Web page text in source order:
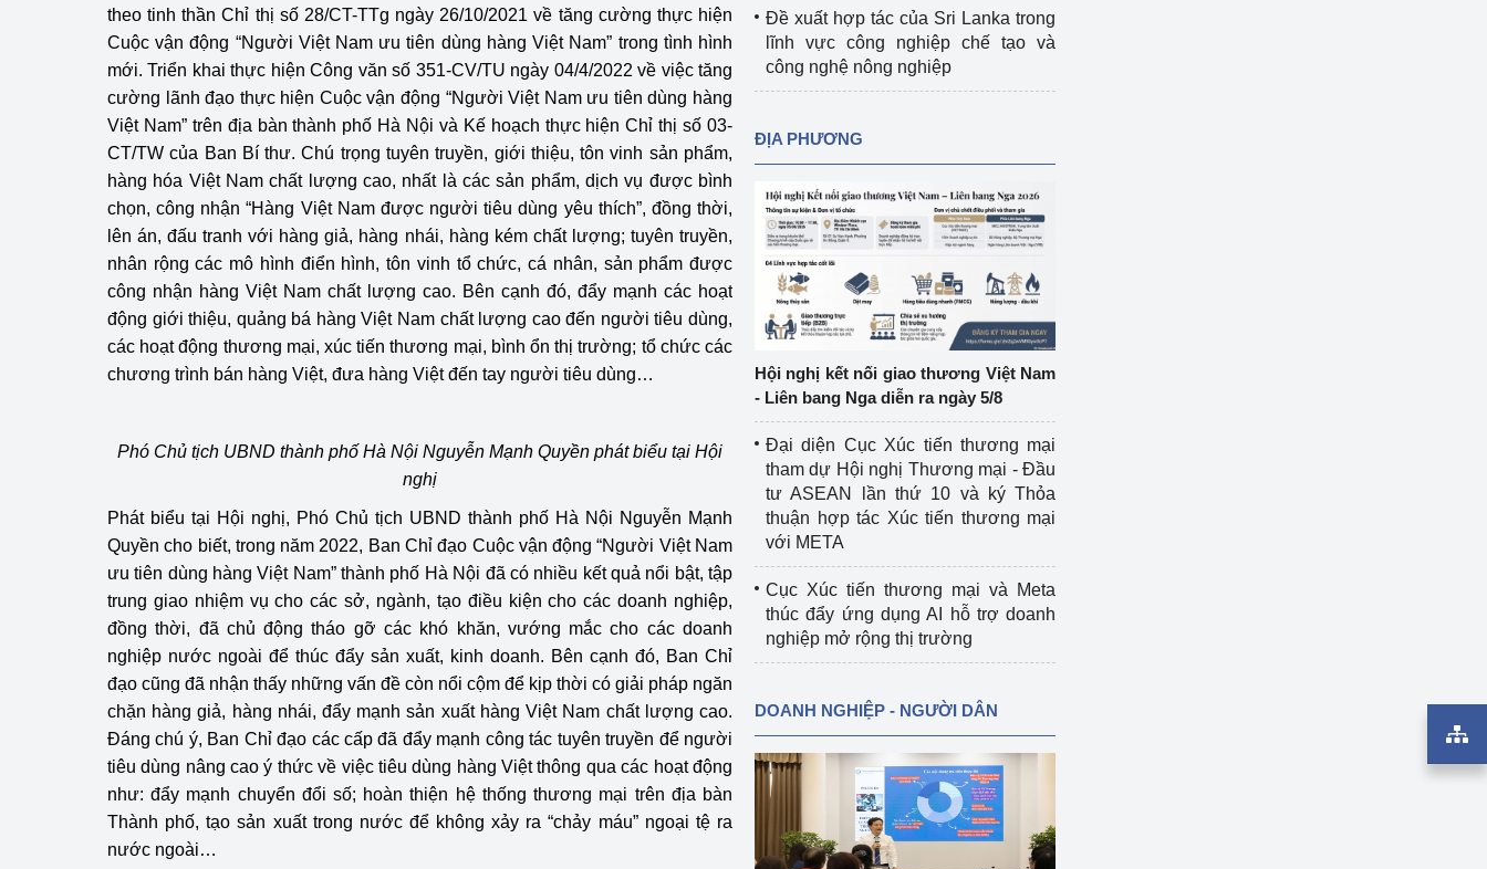
Văn bản về môi trường
Đọc báo giúp bạn
Doanh nghiệp - Người dân
Xúc tiến thương mại Khu vực miền Bắc
Khu vực miền Trung
Khu vực miền Nam
Thị trường nước ngoàiHiệp định EVFTA
Thị trường châu Á – châu Phi
Thị trường châu Âu – châu Mỹ
Thị trường trong nước
Ngành Công Thương đưa nghị quyết
Đại hội XIV của Đảng vào cuộc sống
Phát triển công nghiệpCông nghiệp nền tảng
Chính sách
Sản xuất công nghiệp
Phát triển năng lượng
theo tinh thần Chỉ thị số 28/CT-TTg ngày 26/10/2021 về tăng cường thực hiện
Cuộc vận động “Người Việt Nam ưu tiên dùng hàng Việt Nam” trong tình hình
mới. Triển khai thực hiện Công văn số 351-CV/TU ngày 04/4/2022 về việc tăng
cường lãnh đạo thực hiện Cuộc vận động “Người Việt Nam ưu tiên dùng hàng
Việt Nam” trên địa bàn thành phố Hà Nội và Kế hoạch thực hiện Chỉ thị số 03-
CT/TW của Ban Bí thư. Chú trọng tuyên truyền, giới thiệu, tôn vinh sản phẩm,
hàng hóa Việt Nam chất lượng cao, nhất là các sản phẩm, dịch vụ được bình
chọn, công nhận “Hàng Việt Nam được người tiêu dùng yêu thích”, đồng thời,
lên án, đấu tranh với hàng giả, hàng nhái, hàng kém chất lượng; tuyên truyền,
nhân rộng các mô hình điển hình, tôn vinh tổ chức, cá nhân, sản phẩm được
công nhận hàng Việt Nam chất lượng cao. Bên cạnh đó, đẩy mạnh các hoạt
động giới thiệu, quảng bá hàng Việt Nam chất lượng cao đến người tiêu dùng,
các hoạt động thương mại, xúc tiến thương mại, bình ổn thị trường; tổ chức các
chương trình bán hàng Việt, đưa hàng Việt đến tay người tiêu dùng…
Phó Chủ tịch UBND thành phố Hà Nội Nguyễn Mạnh Quyền phát biểu tại Hội
nghị
Phát biểu tại Hội nghị, Phó Chủ tịch UBND thành phố Hà Nội Nguyễn Mạnh
Quyền cho biết, trong năm 2022, Ban Chỉ đạo Cuộc vận động “Người Việt Nam
ưu tiên dùng hàng Việt Nam” thành phố Hà Nội đã có nhiều kết quả nổi bật, tập
trung giao nhiệm vụ cho các sở, ngành, tạo điều kiện cho các doanh nghiệp,
đồng thời, đã chủ động tháo gỡ các khó khăn, vướng mắc cho các doanh
nghiệp nước ngoài để thúc đẩy sản xuất, kinh doanh. Bên cạnh đó, Ban Chỉ
đạo cũng đã nhận thấy những vấn đề còn nổi cộm để kịp thời có giải pháp ngăn
chặn hàng giả, hàng nhái, đẩy mạnh sản xuất hàng Việt Nam chất lượng cao.
Đáng chú ý, Ban Chỉ đạo các cấp đã đẩy mạnh công tác tuyên truyền để người
tiêu dùng nâng cao ý thức về việc tiêu dùng hàng Việt thông qua các hoạt động
như: đẩy mạnh chuyển đổi số; hoàn thiện hệ thống thương mại trên địa bàn
Thành phố, tạo sản xuất trong nước để không xảy ra “chảy máu” ngoại tệ ra
nước ngoài…
Đề xuất hợp tác của Sri Lanka trong
lĩnh vực công nghiệp chế tạo và
công nghệ nông nghiệp
ĐỊA PHƯƠNG
Hội nghị kết nối giao thương Việt Nam
- Liên bang Nga diễn ra ngày 5/8
Đại diện Cục Xúc tiến thương mại
tham dự Hội nghị Thương mại - Đầu
tư ASEAN lần thứ 10 và ký Thỏa
thuận hợp tác Xúc tiến thương mại
với META
Cục Xúc tiến thương mại và Meta
thúc đẩy ứng dụng AI hỗ trợ doanh
nghiệp mở rộng thị trường
DOANH NGHIỆP - NGƯỜI DÂN